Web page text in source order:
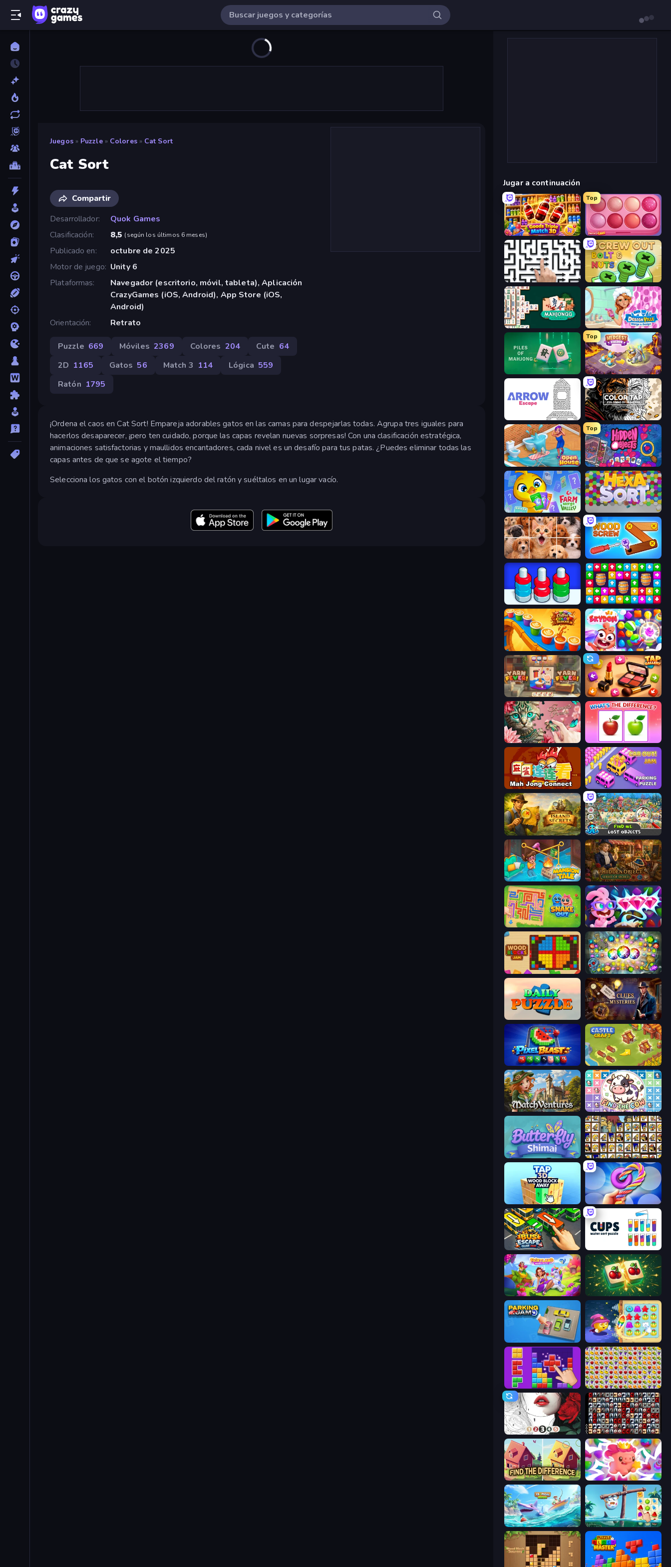
Juegos » Puzzle » Colores » Cat Sort
Cat Sort
Compartir
Desarrollador
Quok Games
Clasificación
8,5 (según los últimos 6 meses)
Publicado en
octubre de 2025
Motor de juego Unity 6
Plataformas
Navegador (escritorio, móvil, tableta), Aplicación
CrazyGames (iOS, Android), App Store (iOS,
Android)
Orientación
Retrato
Puzzle 669 Móviles 2369 Colores 204 Cute 64
2D 1165 Gatos 56 Match 3 114 Lógica 559
Ratón 1795
¡Ordena el caos en Cat Sort! Empareja adorables gatos en las camas para despejarlas todas. Agrupa tres iguales para
hacerlos desaparecer, ¡pero ten cuidado, porque las capas revelan nuevas sorpresas! Con una clasificación estratégica,
animaciones satisfactorias y maullidos encantadores, cada nivel es un desafío para tus patas. ¿Puedes eliminar todas las
capas antes de que se agote el tiempo?
Selecciona los gatos con el botón izquierdo del ratón y suéltalos en un lugar vacío.
Jugar a continuación
Goods Triple Match 3D
Top
Piece of Cake: Merge and Bake
Arrow Escape: Puzzle Screw Out: Bolts and Nuts
Solitario Chino Designville: Merge & Design
Piles of Mahjong
Top
Mergest Kingdom
Arrow Escape Color Tap: Coloring by Numbers
Open House
Top
Hidden Objects
Farm Merge Valley
Jigpic Solitaire Wood Screw: Bolts Puzzle
Tuercas y Tornillos Tap Away Story
Coffee Color Blocks Skydom
Yarn Fever! Unravel Puzzle Tap Gallery
Favorite Puzzles What's The Difference?
Mahjong Connect (Legacy) Car OUT! Jam Parking Puzzle
Hidden Objects: Island Secrets Find Me: Lost Objects
Mansion Tale: Merge Secrets Hidden Object: Street Of Secrets
Snake Out: Maze Escape Skydom: Reforged
Wood Blocks Jam Forgotten Treasure 2
Hidden Object: Clues and Mysteries
Pixel Blast Castle Craft
MatchVentures Find The Cow
Butterfly Shimai Tiles of the Simpsons
Twisted Tangle
Bus Escape: Clear Jam Cups - Water Sort Puzzle
Fairyland Merge & Magic Mahjong Puzzle: Tile Match
Candy Riddles
BlockBuster Puzzle Same Game Fruit Collapse
Numicolor War Mahjong
Find The Difference Match Arena
Tropical Merge Sugar Heroes